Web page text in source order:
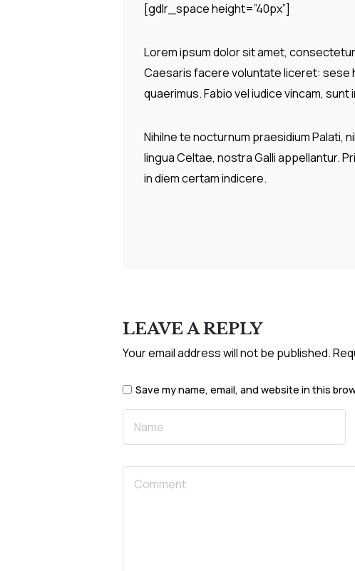
[gdlr_space height=”40px”]
Lorem ipsum dolor sit amet,
Caesaris facere voluntate liceret: sese
quaerimus. Fabio vel iudice vincam,
Nihilne te nocturnum praesidium Palati,
lingua Celtae, nostra Galli appellantur.
in diem certam indicere.
LEAVE A REPLY
Your email address will not be published.
Save my name, email, and website in this